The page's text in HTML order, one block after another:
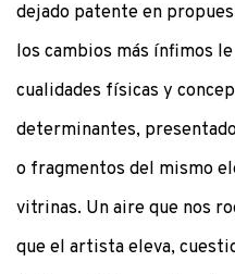
dejado patente en
los cambios más ínfimos
cualidades físicas y
determinantes,
o fragmentos del mismo
vitrinas. Un aire que nos
que el artista eleva,